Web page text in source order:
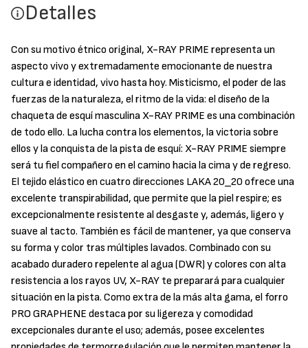
Detalles
Con su motivo étnico original, X-RAY PRIME representa un
aspecto vivo y extremadamente emocionante de nuestra
cultura e identidad, vivo hasta hoy. Misticismo, el poder de las
fuerzas de la naturaleza, el ritmo de la vida: el diseño de la
chaqueta de esquí masculina X-RAY PRIME es una combinación
de todo ello. La lucha contra los elementos, la victoria sobre
ellos y la conquista de la pista de esquí: X-RAY PRIME siempre
será tu fiel compañero en el camino hacia la cima y de regreso.
El tejido elástico en cuatro direcciones LAKA 20_20 ofrece una
excelente transpirabilidad, que permite que la piel respire; es
excepcionalmente resistente al desgaste y, además, ligero y
suave al tacto. También es fácil de mantener, ya que conserva
su forma y color tras múltiples lavados. Combinado con su
acabado duradero repelente al agua (DWR) y colores con alta
resistencia a los rayos UV, X-RAY te preparará para cualquier
situación en la pista. Como extra de la más alta gama, el forro
PRO GRAPHENE destaca por su ligereza y comodidad
excepcionales durante el uso; además, posee excelentes